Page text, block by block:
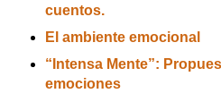
cuentos.
El ambiente emocional
“Intensa Mente”:
emociones